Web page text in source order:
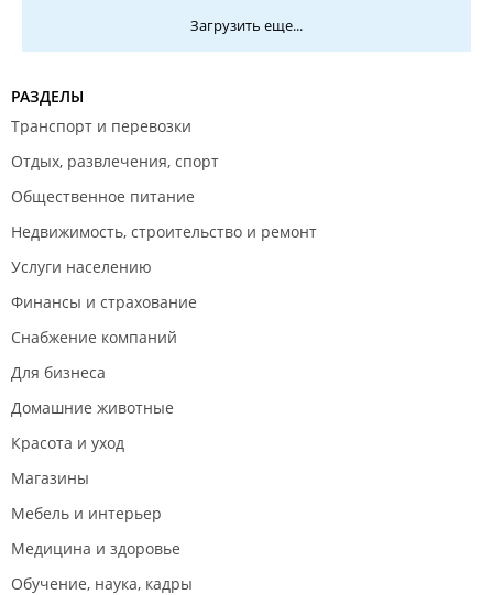
Загрузить еще...
РАЗДЕЛЫ
Транспорт и перевозки
Отдых, развлечения, спорт
Общественное питание
Недвижимость, строительство и ремонт
Услуги населению
Финансы и страхование
Снабжение компаний
Для бизнеса
Домашние животные
Красота и уход
Магазины
Мебель и интерьер
Медицина и здоровье
Обучение, наука, кадры